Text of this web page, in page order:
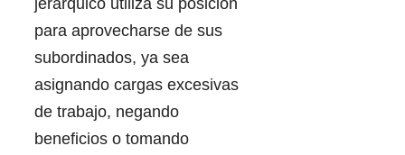
para aprovecharse de sus
subordinados, ya sea
asignando cargas excesivas
de trabajo, negando
beneficios o tomando